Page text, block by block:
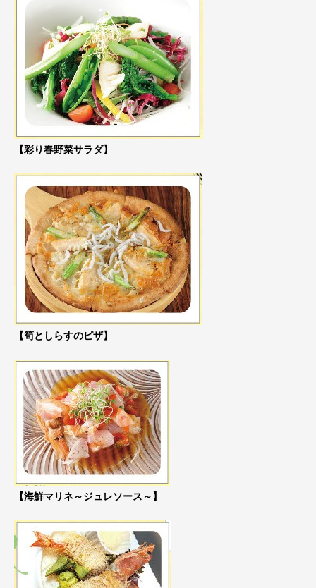
【彩り春野菜サラダ】
【筍としらすのピザ】
【海鮮マリネ～ジュレソース～】